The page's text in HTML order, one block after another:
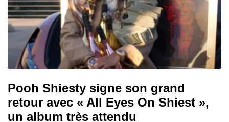
Pooh Shiesty signe son grand
retour avec « All Eyes On Shiest »,
un album très attendu